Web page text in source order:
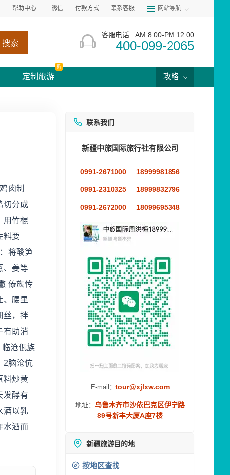
帮助中心 +微信 付款方式 联系客服 网站导航
搜索
客服电话 AM:8:00-PM:12:00
400-099-2065
定制旅游
新
攻略
肉制
切分成
用竹棍
料要
将酸笋
、姜等
傣族传
、腰里
丝，拌
有助消
临沧佤族
2脑沧伉
料炒黄
发酵有
酒以乳
水酒而
联系我们
新疆中旅国际旅行社有限公司
0991-2671000 18999981856
0991-2310325 18999832796
0991-2672000 18099695348
E-mail： tour@xjlxw.com
地址： 乌鲁木齐市沙依巴克区伊宁路
89号新丰大厦A座7楼
新疆旅游目的地
按地区查找